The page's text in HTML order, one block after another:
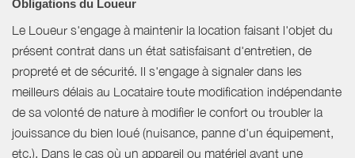
Obligations du Loueur
Le Loueur s'engage à maintenir la location faisant l'objet du
présent contrat dans un état satisfaisant d'entretien, de
propreté et de sécurité. Il s'engage à signaler dans les
meilleurs délais au Locataire toute modification indépendante
de sa volonté de nature à modifier le confort ou troubler la
jouissance du bien loué (nuisance, panne d'un équipement,
etc.). Dans le cas où un appareil ou matériel ayant une